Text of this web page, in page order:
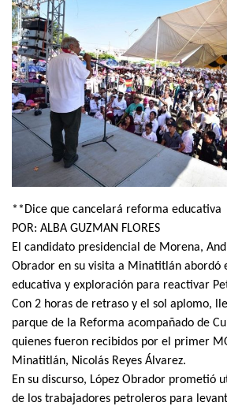
**Dice que cancelará reforma educativa
POR: ALBA GUZMAN FLORES
El candidato presidencial de Morena,
Obrador en su visita a Minatitlán abordó
educativa y exploración para reactivar
Con 2 horas de retraso y el sol aplomo,
parque de la Reforma acompañado de
quienes fueron recibidos por el primer
Minatitlán, Nicolás Reyes Álvarez.
En su discurso, López Obrador prometió
de los trabajadores petroleros para